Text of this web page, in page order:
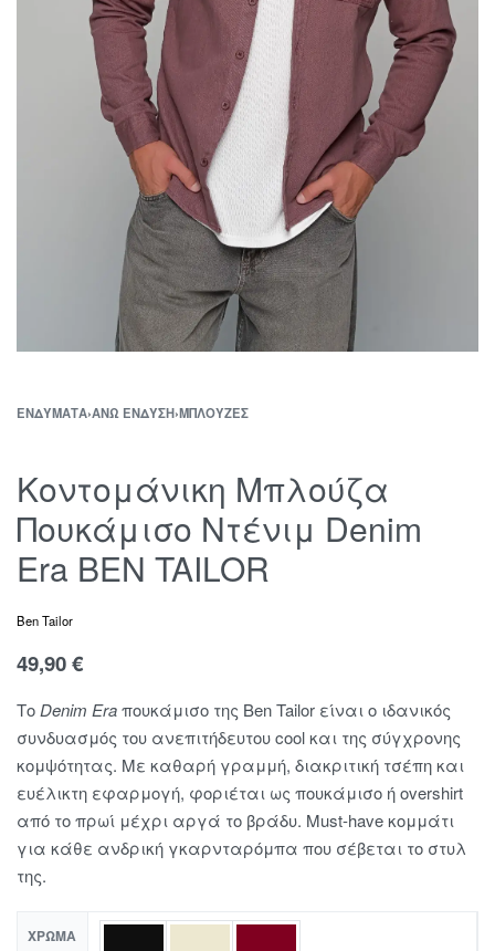
ΕΝΔΎΜΑΤΑ›ΆΝΩ ΈΝΔΥΣΗ›ΜΠΛΟΎΖΕΣ
Κοντομάνικη Μπλούζα
Πουκάμισο Ντένιμ Denim
Era BEN TAILOR
Ben Tailor
49,90€
Το Denim Eraπουκάμισο της Ben Tailor είναι ο ιδανικός
συνδυασμός του ανεπιτήδευτου cool και της σύγχρονης
κομψότητας. Με καθαρή γραμμή, διακριτική τσέπη και
ευέλικτη εφαρμογή, φοριέται ως πουκάμισο ή overshirt
από το πρωί μέχρι αργά το βράδυ. Must-have κομμάτι
για κάθε ανδρική γκαρνταρόμπα που σέβεται το στυλ
της.
ΧΡΏΜΑ